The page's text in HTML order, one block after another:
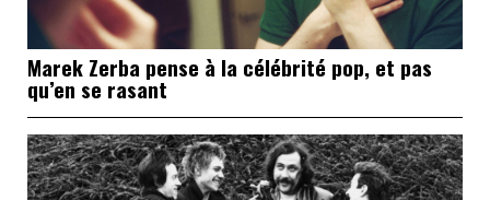
Marek Zerba pense à la célébrité pop, et pas
qu’en se rasant